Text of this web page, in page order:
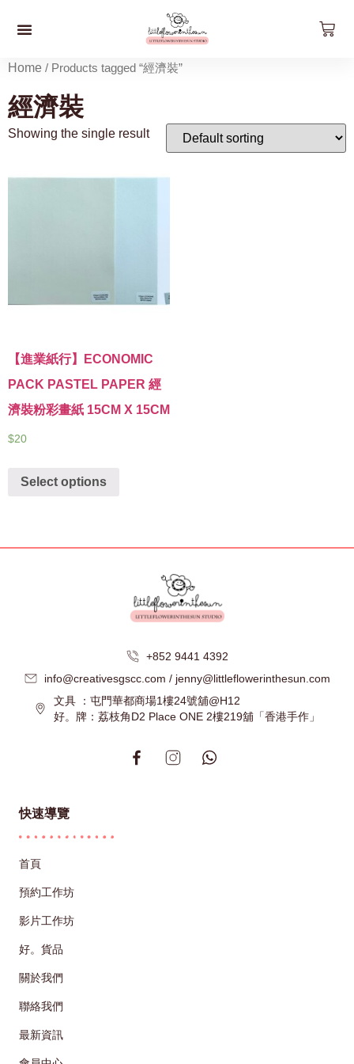
Home / Products tagged “經濟裝”
經濟裝
Showing the single result
【進業紙行】ECONOMIC
PACK PASTEL PAPER 經
濟裝粉彩畫紙 15CM X 15CM
$20
Select options
+852 9441 4392
info@creativesgscc.com / jenny@littleflowerinthesun.com
文具 ：屯門華都商場1樓24號舖@H12
好。牌：荔枝角D2 Place ONE 2樓219舖「香港手作」
快速導覽
首頁
預約工作坊
影片工作坊
好。貨品
關於我們
聯絡我們
最新資訊